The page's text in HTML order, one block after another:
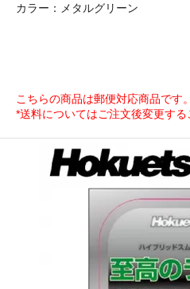
カラー：メタルグリーン
こちらの商品は郵便対応商品です。
*送料についてはご注文後変更する